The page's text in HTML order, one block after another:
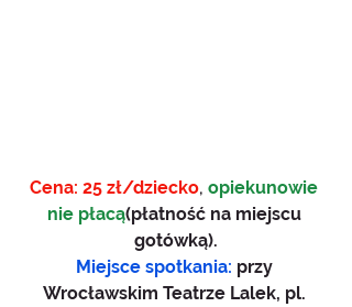
Cena: 25 zł/dziecko, opiekunowie
nie płacą(płatność na miejscu
gotówką).
Miejsce spotkania: przy
Wrocławskim Teatrze Lalek, pl.